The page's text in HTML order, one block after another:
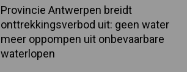
Provincie Antwerpen breidt
onttrekkingsverbod uit: geen water
meer oppompen uit onbevaarbare
waterlopen